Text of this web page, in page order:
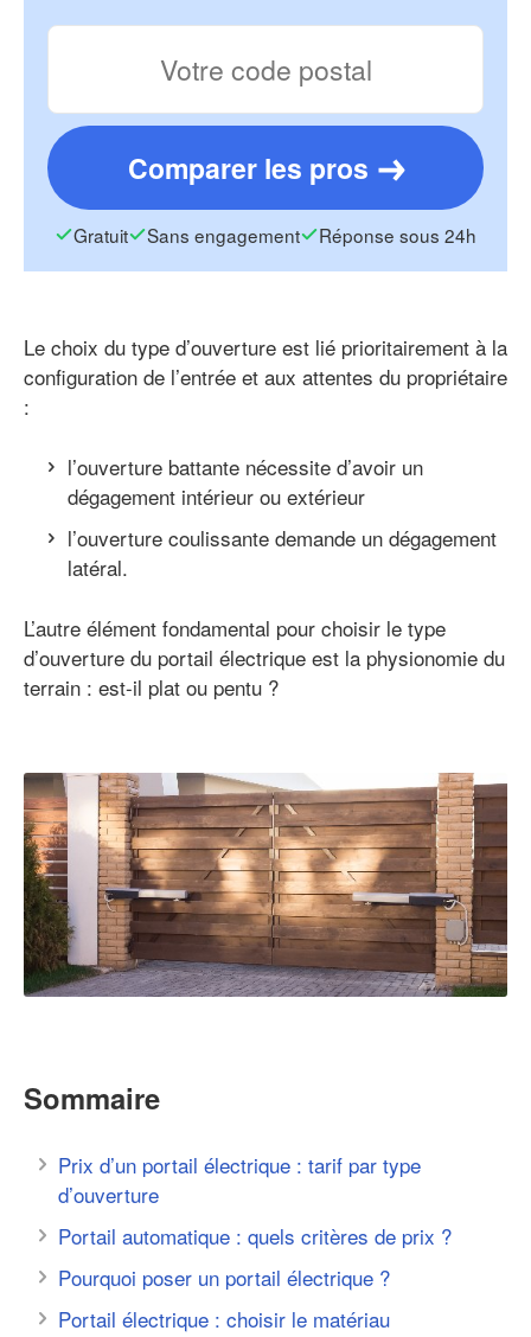
Comparer les pros
Gratuit Sans engagement Réponse sous 24h
Le choix du type d’ouverture est lié prioritairement à la
configuration de l’entrée et aux attentes du propriétaire
:
l’ouverture battante nécessite d’avoir un
dégagement intérieur ou extérieur
l’ouverture coulissante demande un dégagement
latéral.
L’autre élément fondamental pour choisir le type
d’ouverture du portail électrique est la physionomie du
terrain : est-il plat ou pentu ?
Sommaire
Prix d’un portail électrique : tarif par type
d’ouverture
Portail automatique : quels critères de prix ?
Pourquoi poser un portail électrique ?
Portail électrique : choisir le matériau